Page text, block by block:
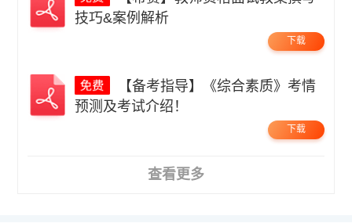
技巧&案例解析
下载
预测及考试介绍！
下载
查看更多